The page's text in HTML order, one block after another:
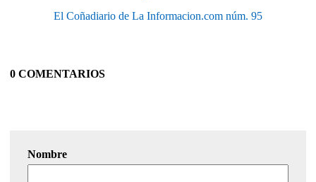
El Coñadiario de La Informacion.com núm. 95
0 COMENTARIOS
Nombre